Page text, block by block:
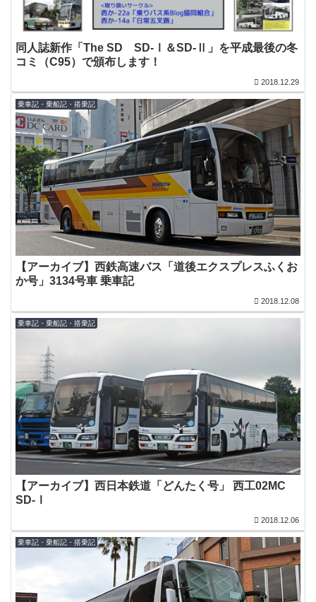
同人誌新作「The SD SD-Ⅰ＆SD-Ⅱ」を平成最後の冬
コミ（C95）で頒布します！
2018.12.29
乗車記・乗船記・搭乗記
【アーカイブ】西鉄高速バス「道後エクスプレスふくお
か号」3134号車 乗車記
2018.12.08
乗車記・乗船記・搭乗記
【アーカイブ】西日本鉄道「どんたく号」 西工02MC
SD-Ⅰ
2018.12.06
乗車記・乗船記・搭乗記